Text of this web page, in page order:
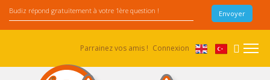
Parrainez vos amis ! Connexion